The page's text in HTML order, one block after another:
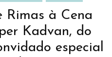
Rimas à Cena
Kadvan, do
especial